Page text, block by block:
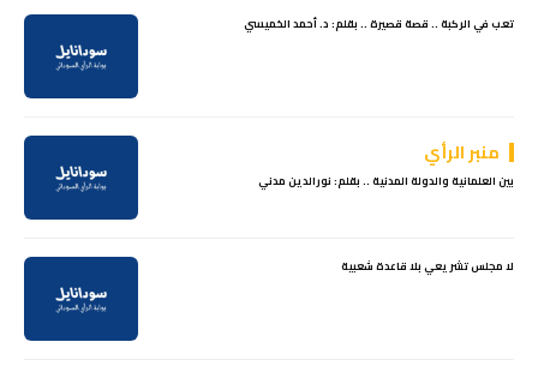
تعب في الركبة .. قصة قصيرة .. بقلم: د. أحمد الخميسي
منبر الرأي
بين العلمانية والدولة المدنية .. بقلم: نورالدين مدني
لا مجلس تشريعي بلا قاعدة شعبية